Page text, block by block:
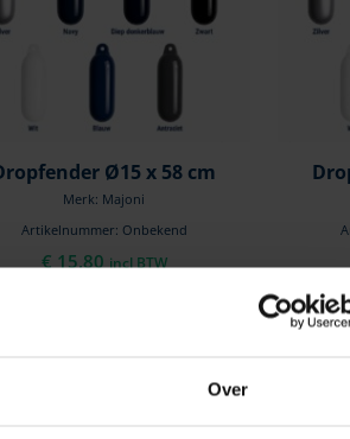
Over
Ø15 x 58 cm
Merk: Majoni
Artikelnummer: Onbekend
€15,80 incl BTW